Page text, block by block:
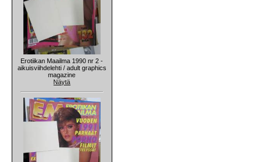
Erotiikan Maailma 1990 nr 2 -
aikuisviihdelehti / adult graphics
magazine
Näytä